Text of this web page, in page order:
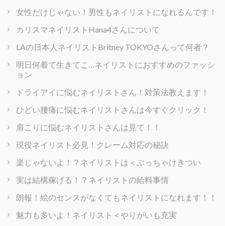
女性だけじゃない！男性もネイリストになれるんです！
カリスマネイリストHana4さんについて
LAの日本人ネイリストBritney TOKYOさんって何者？
明日何着て生きてこ…ネイリストにおすすめのファッシ
ョン
ドライアイに悩むネイリストさん！対策法教えます！
ひどい腰痛に悩むネイリストさんは今すぐクリック！
肩こりに悩むネイリストさんは見て！！
現役ネイリスト必見！クレーム対応の秘訣
楽じゃないよ！？ネイリストは＜ぶっちゃけきつい
実は結構稼げる！？ネイリストの給料事情
朗報！絵のセンスがなくてもネイリストになれます！！
魅力も多いよ！ネイリスト＜やりがいも充実